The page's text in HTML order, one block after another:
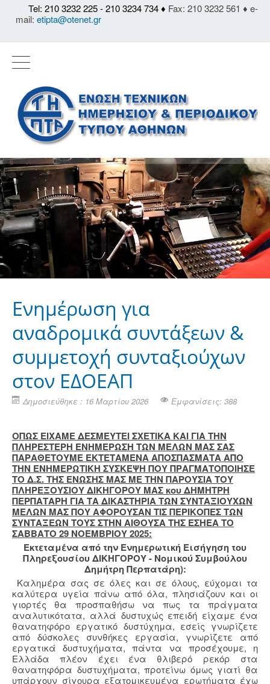
Tel: 210 3232 225 - 210 3234 734 ♦ Fax: 210 3232 561 ♦ e-
mail: etipta@otenet.gr
Eνημέρωση για
αναδρομικά συντάξεων &
συμμετοχή συνταξιούχων
στον ΕΔΟΕΑΠ
Δημοσιεύθηκε : 16 Μαρτίου 2026 Εμφανίσεις: 388
ΟΠΩΣ ΕΙΧΑΜΕ ΔΕΣΜΕΥΤΕΙ ΣΧΕΤΙΚΑ ΚΑΙ ΓΙΑ ΤΗΝ
ΠΛΗΡΕΣΤΕΡΗ ΕΝΗΜΕΡΩΣΗ ΤΩΝ ΜΕΛΩΝ ΜΑΣ ΣΑΣ
ΠΑΡΑΘΕΤΟΥΜΕ ΕΚΤΕΤΑΜΕΝΑ ΑΠΟΣΠΑΣΜΑΤΑ ΑΠΟ
ΤΗΝ ΕΝΗΜΕΡΩΤΙΚΗ ΣΥΣΚΕΨΗ ΠΟΥ ΠΡΑΓΜΑΤΟΠΟΙΗΣΕ
ΤΟ Δ.Σ. ΤΗΣ ΕΝΩΣΗΣ ΜΑΣ ΜΕ ΤΗΝ ΠΑΡΟΥΣΙΑ ΤΟΥ
ΠΛΗΡΕΞΟΥΣΙΟΥ ΔΙΚΗΓΟΡΟΥ ΜΑΣ κου ΔΗΜΗΤΡΗ
ΠΕΡΠΑΤΑΡΗ ΓΙΑ ΤΑ ΔΙΚΑΣΤΗΡΙΑ ΤΩΝ ΣΥΝΤΑΞΙΟΥΧΩΝ
ΜΕΛΩΝ ΜΑΣ ΠΟΥ ΑΦΟΡΟΥΣΑΝ ΤΙΣ ΠΕΡΙΚΟΠΕΣ ΤΩΝ
ΣΥΝΤΑΞΕΩΝ ΤΟΥΣ ΣΤΗΝ ΑΙΘΟΥΣΑ ΤΗΣ ΕΣΗΕΑ ΤΟ
ΣΑΒΒΑΤΟ 29 ΝΟΕΜΒΡΙΟΥ 2025:
Εκτεταμένα από την Ενημερωτική Εισήγηση του
Πληρεξουσίου ΔΙΚΗΓΟΡΟΥ - Νομικού Συμβούλου
Δημήτρη Περπατάρη):
Καλημέρα σας σε όλες και σε όλους, εύχομαι τα
καλύτερα υγεία πάνω από όλα, πλησιάζουν και οι
γιορτές θα προσπαθήσω να πως τα πράγματα
αναλυτικότατα, αλλά δυστυχώς επειδή είχαμε ένα
θανατηφόρο εργατικό δυστύχημα, εσείς γνωρίζετε
από δύσκολες συνθήκες εργασία, γνωρίζετε από
εργατικά δυστυχήματα, πάντα να προσέχουμε, η
Ελλάδα πλέον έχει ένα θλιβερό ρεκόρ στα
θανατηφόρα δυστυχήματα, προτείνω όμως γιατί θα
υπάρχουν σίγουρα εξατομικευμένα ερωτήματα έχω